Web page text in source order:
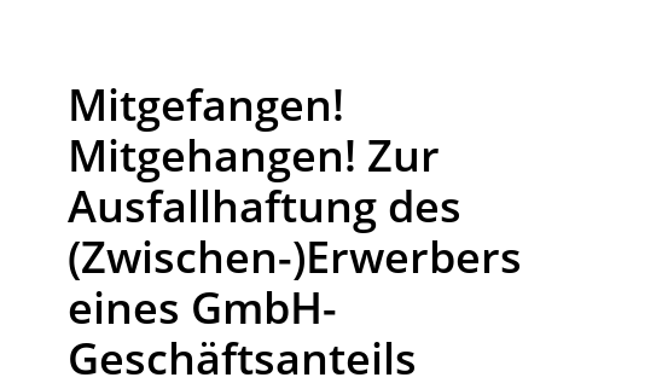
Mitgefangen!
Mitgehangen! Zur
Ausfallhaftung des
(Zwischen-)Erwerbers
eines GmbH-
Geschäftsanteils